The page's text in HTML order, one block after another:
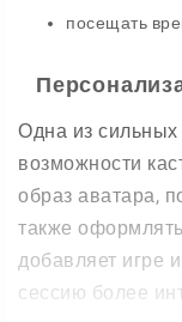
посещать
Одна из
возможности
образ аватара,
также
добавляет игре
сессию более